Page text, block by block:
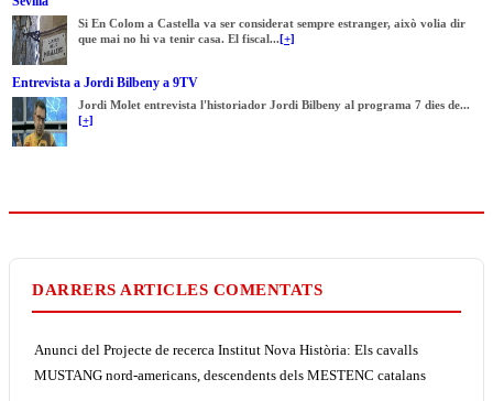
Si En Colom a Castella va ser considerat sempre estranger, això volia dir
que mai no hi va tenir casa. El fiscal...[+]
Entrevista a Jordi Bilbeny a 9TV
Jordi Molet entrevista l'historiador Jordi Bilbeny al programa 7 dies de...
[+]
DARRERS ARTICLES COMENTATS
Anunci del Projecte de recerca Institut Nova Història: Els cavalls
MUSTANG nord-americans, descendents dels MESTENC catalans